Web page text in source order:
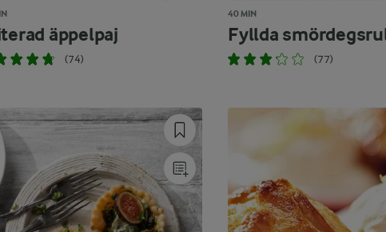
äppelpaj
(74)
40 MIN
Fyllda
(77)